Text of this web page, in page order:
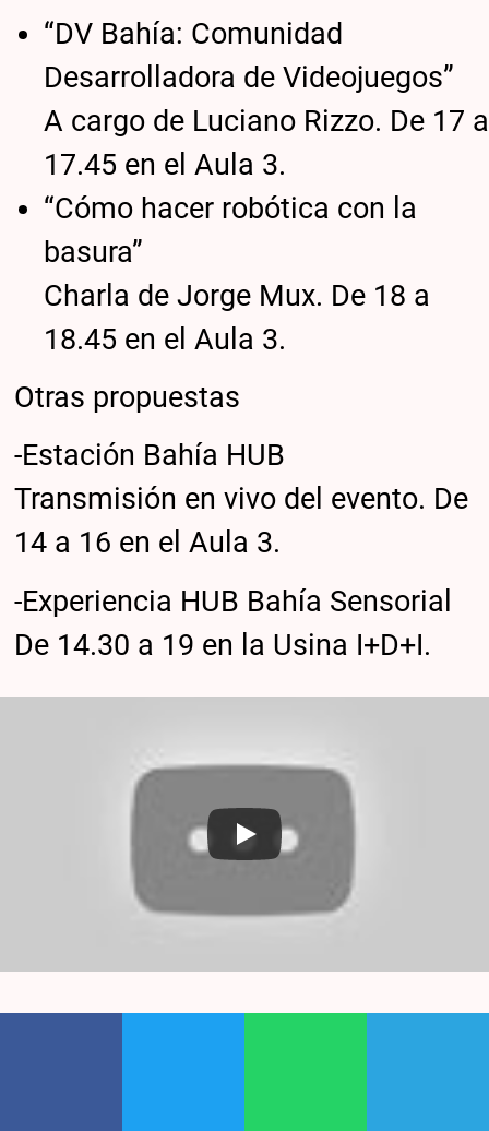
“DV Bahía: Comunidad
Desarrolladora de Videojuegos”
A cargo de Luciano Rizzo. De 17 a
17.45 en el Aula 3.
“Cómo hacer robótica con la
basura”
Charla de Jorge Mux. De 18 a
18.45 en el Aula 3.
Otras propuestas
-Estación Bahía HUB
Transmisión en vivo del evento. De
14 a 16 en el Aula 3.
-Experiencia HUB Bahía Sensorial
De 14.30 a 19 en la Usina I+D+I.